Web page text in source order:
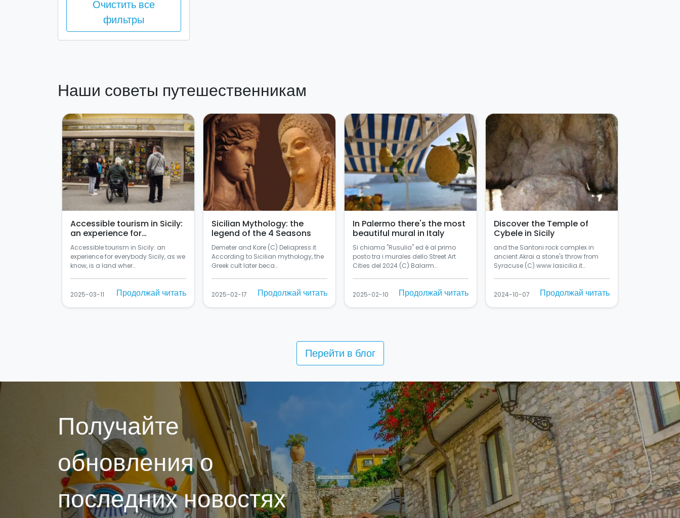
Очистить все
фильтры
Наши советы путешественникам
Accessible tourism in Sicily:
an experience for
everybody
Accessible tourism in Sicily: an
experience for everybody Sicily, as we
know, is a land wher…
2025-03-11 Продолжай читать
Sicilian Mythology: the
legend of the 4 Seasons
Demeter and Kore (C) Deliapress.it
According to Sicilian mythology, the
Greek cult later beca…
2025-02-17 Продолжай читать
In Palermo there's the most
beautiful mural in Italy
Si chiama "Rusulia" ed è al primo
posto tra i murales dello Street Art
Cities del 2024 (C) Balarm…
2025-02-10 Продолжай читать
Discover the Temple of
Cybele in Sicily
and the Santoni rock complex in
ancient Akrai a stone's throw from
Syracuse (C) www.lasicilia.it…
2024-10-07 Продолжай читать
Перейти в блог
Получайте
обновления о
последних новостях